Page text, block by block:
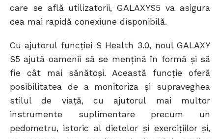
care se află utilizatorii, GALAXYS5 va asigura
cea mai rapidă conexiune disponibilă.
Cu ajutorul funcţiei S Health 3.0, noul GALAXY
S5 ajută oamenii să se mențină în formă și să
fie cât mai sănătoși. Această funcţie oferă
posibilitatea de a monitoriza și supraveghea
stilul de viață, cu ajutorul mai multor
instrumente suplimentare precum un
pedometru, istoric al dietelor și exercițiilor și,